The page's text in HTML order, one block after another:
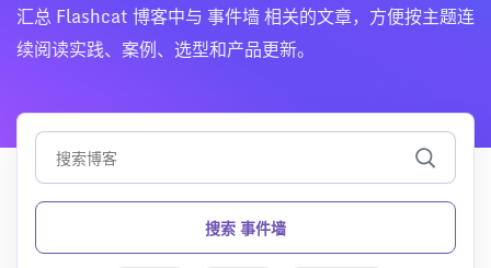
汇总 Flashcat 博客中与 事件墙 相关的文章，方便按主题连
续阅读实践、案例、选型和产品更新。
搜索 事件墙